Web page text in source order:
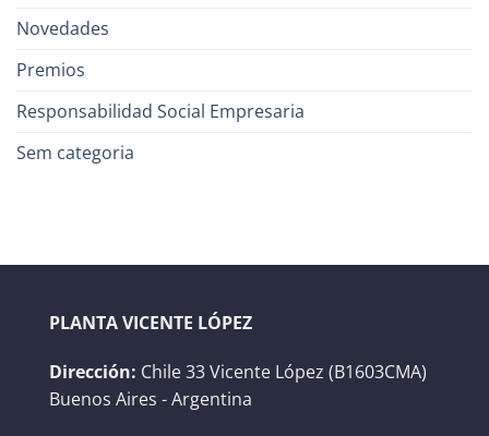
Novedades
Premios
Responsabilidad Social Empresaria
Sem categoria
PLANTA VICENTE LÓPEZ
Dirección: Chile 33 Vicente López (B1603CMA)
Buenos Aires - Argentina